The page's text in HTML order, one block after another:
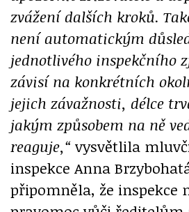
zvážení dalších kroků.
není automatickým
jednotlivého inspekčního
závisí na konkrétních
jejich závažnosti, délce
jakým způsobem na ně
reaguje,“ vysvětlila
inspekce Anna
připomněla, že inspekce